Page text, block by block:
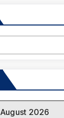
August 2026